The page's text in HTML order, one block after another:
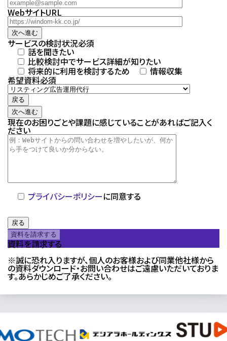
WebサイトURL
次へ進む
サービスの検討状況必須
話を聞きたい
比較検討中でサービス詳細が知りたい
将来的に利用を検討するため 情報収集
希望資料必須
戻る
次へ進む
現在のお困りごとや課題に感じていることがあればご記入く
ださい
プライバシーポリシーに同意する
戻る
資料を請求する
※誠に恐れ入りますが、個人のお客様および同業他社様から
の資料ダウンロード・お問い合わせはご遠慮いただいておりま
す。あらかじめご了承ください。